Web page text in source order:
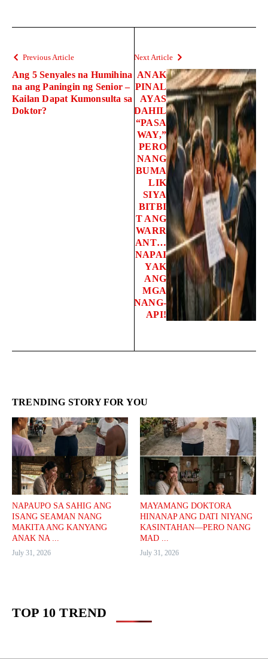
Previous Article
Ang 5 Senyales na Humihina
na ang Paningin ng Senior –
Kailan Dapat Kumonsulta sa
Doktor?
Next Article
ANAK
PINAL
AYAS
DAHIL
“PASA
WAY,”
PERO
NANG
BUMA
LIK
SIYA
BITBI
T ANG
WARR
ANT…
NAPAI
YAK
ANG
MGA
NANG-
API!
TRENDING STORY FOR YOU
NAPAUPO SA SAHIG ANG
ISANG SEAMAN NANG
MAKITA ANG KANYANG
ANAK NA ...
July 31, 2026
MAYAMANG DOKTORA
HINANAP ANG DATI NIYANG
KASINTAHAN—PERO NANG
MAD ...
July 31, 2026
TOP 10 TREND